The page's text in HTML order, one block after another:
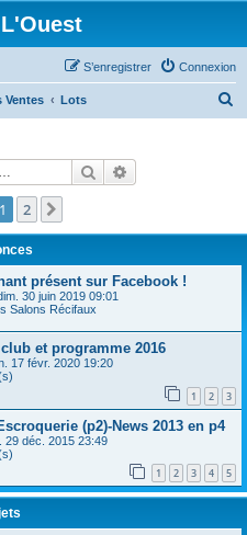
Connexion
S’enregistrer
Ventes Lots
r
Rechercher
1 2
présent sur Facebook !
30 juin 2019 09:01
Salons Récifaux
et programme 2016
17 févr. 2020 19:20
1 2 3
(p2)-News 2013 en p4
29 déc. 2015 23:49
1 2 3 4 5